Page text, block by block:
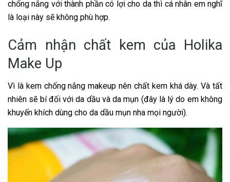
chống nắng với thành phần có lợi cho da thì cá nhân em nghĩ
là loại này sẽ không phù hợp.
Cảm nhận chất kem của Holika
Make Up
Vì là kem chống nắng makeup nên chất kem khá dày. Và tất
nhiên sẽ bí đối với da dầu và da mụn (đây là lý do em không
khuyến khích dùng cho da dầu mụn nha mọi người).